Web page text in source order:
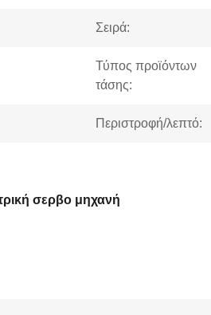
Σειρά:
Τύπος προϊόντων
τάσης:
Περιστροφή/λεπτό:
σερβο μηχανή